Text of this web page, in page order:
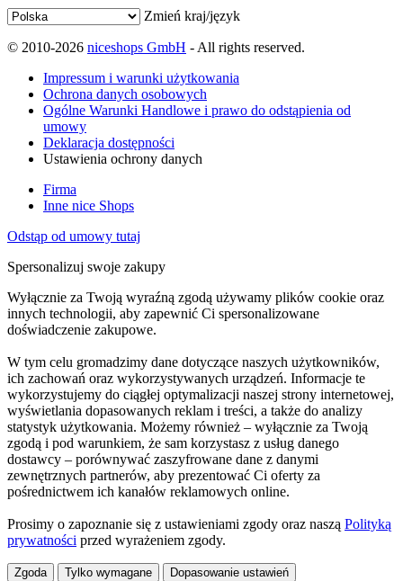
Zmień kraj/język
© 2010-2026 niceshops GmbH - All rights reserved.
Impressum i warunki użytkowania
Ochrona danych osobowych
Ogólne Warunki Handlowe i prawo do odstąpienia od
umowy
Deklaracja dostępności
Ustawienia ochrony danych
Firma
Inne nice Shops
Odstąp od umowy tutaj
Spersonalizuj swoje zakupy
Wyłącznie za Twoją wyraźną zgodą używamy plików cookie oraz
innych technologii, aby zapewnić Ci spersonalizowane
doświadczenie zakupowe.
W tym celu gromadzimy dane dotyczące naszych użytkowników,
ich zachowań oraz wykorzystywanych urządzeń. Informacje te
wykorzystujemy do ciągłej optymalizacji naszej strony internetowej,
wyświetlania dopasowanych reklam i treści, a także do analizy
statystyk użytkowania. Możemy również – wyłącznie za Twoją
zgodą i pod warunkiem, że sam korzystasz z usług danego
dostawcy – porównywać zaszyfrowane dane z danymi
zewnętrznych partnerów, aby prezentować Ci oferty za
pośrednictwem ich kanałów reklamowych online.
Prosimy o zapoznanie się z ustawieniami zgody oraz naszą Polityką
prywatności przed wyrażeniem zgody.
Zgoda Tylko wymagane Dopasowanie ustawień